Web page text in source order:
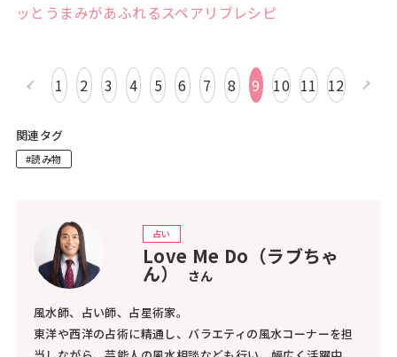
ッとうまみがあふれるスペアリブレシピ
1 2 3 4 5 6 7 8 9 10 11 12
関連タグ
#読み物
占い
Love Me Do（ラブちゃ
ん） さん
風水師、占い師、占星術家。
東洋や西洋の占術に精通し、バラエティの風水コーナーを担